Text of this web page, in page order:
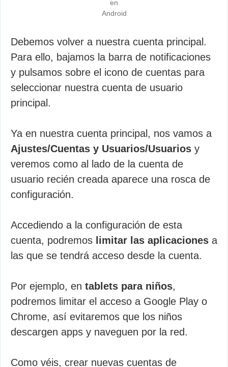
en
Android
Debemos volver a nuestra cuenta principal.
Para ello, bajamos la barra de notificaciones
y pulsamos sobre el icono de cuentas para
seleccionar nuestra cuenta de usuario
principal.
Ya en nuestra cuenta principal, nos vamos a
Ajustes/Cuentas y Usuarios/Usuarios y
veremos como al lado de la cuenta de
usuario recién creada aparece una rosca de
configuración.
Accediendo a la configuración de esta
cuenta, podremos limitar las aplicaciones a
las que se tendrá acceso desde la cuenta.
Por ejemplo, en tablets para niños,
podremos limitar el acceso a Google Play o
Chrome, así evitaremos que los niños
descargen apps y naveguen por la red.
Como véis, crear nuevas cuentas de